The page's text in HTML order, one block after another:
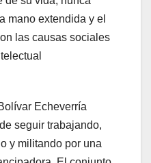
mano extendida y el
las causas sociales
Echeverría
seguir trabajando,
y militando por una